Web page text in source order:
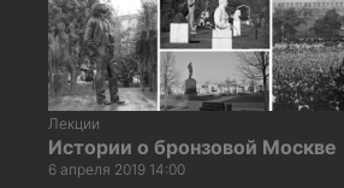
Лекции
Истории о бронзовой Москве
6 апреля 2019 14:00